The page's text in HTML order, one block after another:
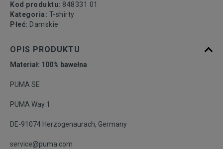
Kod produktu: 848331 01
Kategoria: T-shirty
Płeć: Damskie
OPIS PRODUKTU
Materiał: 100% bawełna
PUMA SE
PUMA Way 1
DE-91074 Herzogenaurach, Germany
service@puma.com